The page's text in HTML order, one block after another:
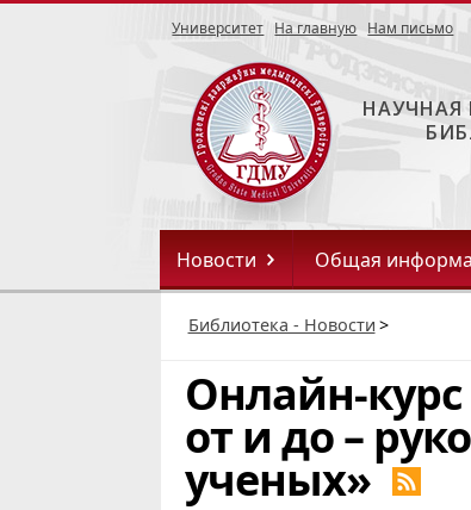
Университет На главную Нам письмо
НАУЧНАЯ
Новости Общая
Библиотека - Новости >
Онлайн-
от и до –
ученых»